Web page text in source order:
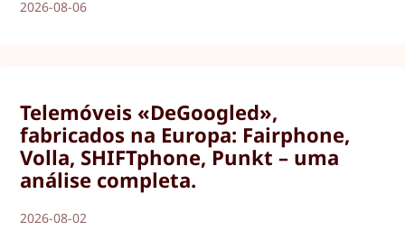
2026-08-06
Telemóveis «DeGoogled»,
fabricados na Europa: Fairphone,
Volla, SHIFTphone, Punkt – uma
análise completa.
2026-08-02